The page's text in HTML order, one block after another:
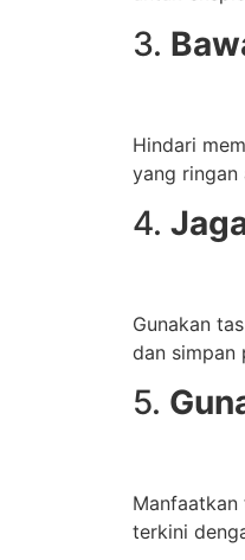
3.
Hindari
yang ringan
4.
Gunakan
dan simpan
5.
terkini